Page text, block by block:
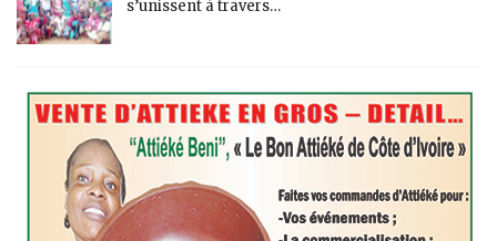
s’unissent à travers…